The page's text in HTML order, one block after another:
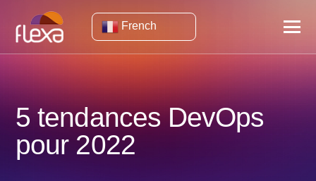
French
5 tendances DevOps
pour 2022